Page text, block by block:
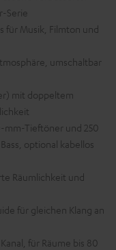
Serie
für Musik, Filmton und
umschaltbar
mit doppeltem
mm-Tieftöner und 250
optional kabellos
Räumlichkeit und
für gleichen Klang an
für Räume bis 80